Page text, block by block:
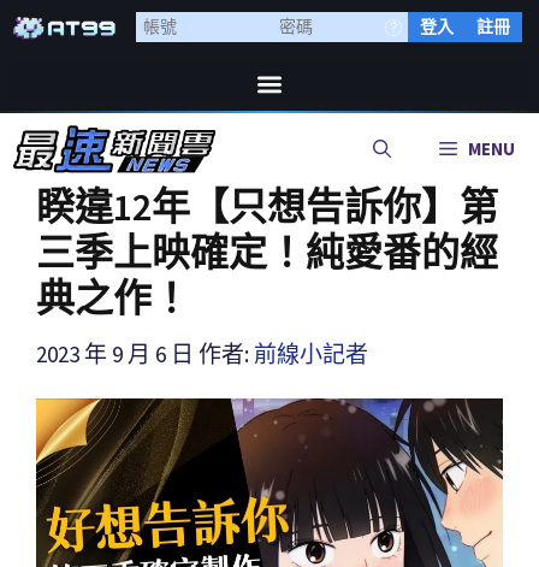
登入 註冊
MENU
睽違12年【只想告訴你】第
三季上映確定！純愛番的經
典之作！
2023 年 9 月 6 日 作者: 前線小記者